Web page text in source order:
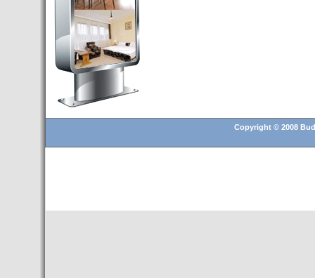
subida del 15% ocupación y
del 25,6% en el RevPar
- Nuevo Hotel en Budapest
bajo la marca Exe Hotusa
- Transfer Aeropuerto de
BUDAPEST
- HOTEL en Venta en
Budapest
europeas para invertir en el
Olímpicos 2024
Copyright © 2008